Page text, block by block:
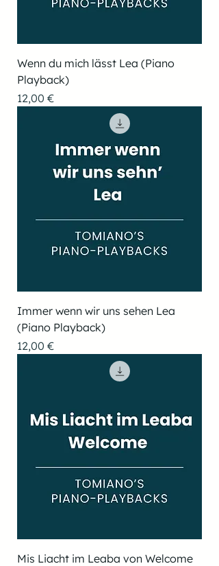
Wenn du mich lässt Lea (Piano
Playback)
Preis
12,00 €
Immer wenn wir uns sehen Lea
(Piano Playback)
Preis
12,00 €
Mis Liacht im Leaba von Welcome